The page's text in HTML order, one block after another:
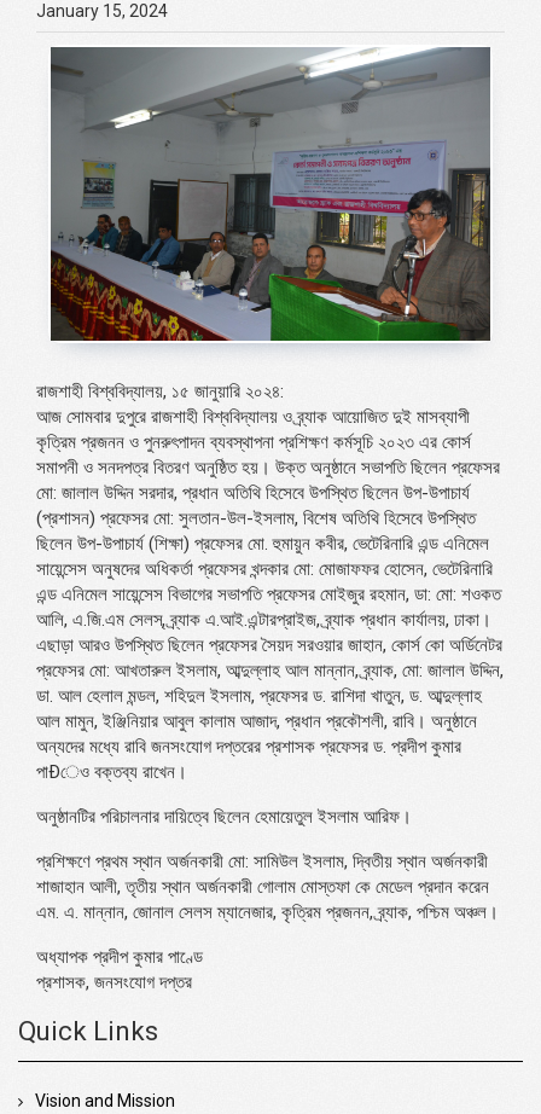
January 15, 2024
রাজশাহী বিশ্ববিদ্যালয়, ১৫ জানুয়ারি ২০২৪:
আজ সোমবার দুপুরে রাজশাহী বিশ্ববিদ্যালয় ও ব্র্যাক আয়োজিত দুই মাসব্যাপী
কৃত্রিম প্রজনন ও পুনরুৎপাদন ব্যবস্থাপনা প্রশিক্ষণ কর্মসূচি ২০২৩ এর কোর্স
সমাপনী ও সনদপত্র বিতরণ অনুষ্ঠিত হয়। উক্ত অনুষ্ঠানে সভাপতি ছিলেন প্রফেসর
মো: জালাল উদ্দিন সরদার, প্রধান অতিথি হিসেবে উপস্থিত ছিলেন উপ-উপাচার্য
(প্রশাসন) প্রফেসর মো: সুলতান-উল-ইসলাম, বিশেষ অতিথি হিসেবে উপস্থিত
ছিলেন উপ-উপাচার্য (শিক্ষা) প্রফেসর মো. হুমায়ুন কবীর, ভেটেরিনারি এন্ড এনিমেল
সায়েন্সেস অনুষদের অধিকর্তা প্রফেসর খন্দকার মো: মোজাফফর হোসেন, ভেটেরিনারি
এন্ড এনিমেল সায়েন্সেস বিভাগের সভাপতি প্রফেসর মোইজুর রহমান, ডা: মো: শওকত
আলি, এ.জি.এম সেলস্, ব্র্যাক এ.আই.এন্টারপ্রাইজ, ব্র্যাক প্রধান কার্যালয়, ঢাকা।
এছাড়া আরও উপস্থিত ছিলেন প্রফেসর সৈয়দ সরওয়ার জাহান, কোর্স কো অর্ডিনেটর
প্রফেসর মো: আখতারুল ইসলাম, আব্দুল্লাহ আল মান্নান, ব্র্যাক, মো: জালাল উদ্দিন,
ডা. আল হেলাল মন্ডল, শহিদুল ইসলাম, প্রফেসর ড. রাশিদা খাতুন, ড. আব্দুল্লাহ
আল মামুন, ইঞ্জিনিয়ার আবুল কালাম আজাদ, প্রধান প্রকৌশলী, রাবি। অনুষ্ঠানে
অন্যদের মধ্যে রাবি জনসংযোগ দপ্তরের প্রশাসক প্রফেসর ড. প্রদীপ কুমার
পাÐেও বক্তব্য রাখেন।
অনুষ্ঠানটির পরিচালনার দায়িত্বে ছিলেন হেমায়েতুল ইসলাম আরিফ।
প্রশিক্ষণে প্রথম স্থান অর্জনকারী মো: সামিউল ইসলাম, দ্বিতীয় স্থান অর্জনকারী
শাজাহান আলী, তৃতীয় স্থান অর্জনকারী গোলাম মোস্তফা কে মেডেল প্রদান করেন
এম. এ. মান্নান, জোনাল সেলস ম্যানেজার, কৃত্রিম প্রজনন, ব্র্যাক, পশ্চিম অঞ্চল।
অধ্যাপক প্রদীপ কুমার পাণ্ডে
প্রশাসক, জনসংযোগ দপ্তর
Quick Links
Vision and Mission